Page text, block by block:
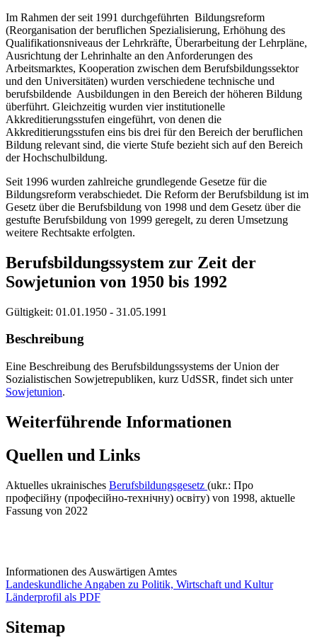
Im Rahmen der seit 1991 durchgeführten Bildungsreform
(Reorganisation der beruflichen Spezialisierung, Erhöhung des
Qualifikationsniveaus der Lehrkräfte, Überarbeitung der Lehrpläne,
Ausrichtung der Lehrinhalte an den Anforderungen des
Arbeitsmarktes, Kooperation zwischen dem Berufsbildungssektor
und den Universitäten) wurden verschiedene technische und
berufsbildende Ausbildungen in den Bereich der höheren Bildung
überführt. Gleichzeitig wurden vier institutionelle
Akkreditierungsstufen eingeführt, von denen die
Akkreditierungsstufen eins bis drei für den Bereich der beruflichen
Bildung relevant sind, die vierte Stufe bezieht sich auf den Bereich
der Hochschulbildung.
Seit 1996 wurden zahlreiche grundlegende Gesetze für die
Bildungsreform verabschiedet. Die Reform der Berufsbildung ist im
Gesetz über die Berufsbildung von 1998 und dem Gesetz über die
gestufte Berufsbildung von 1999 geregelt, zu deren Umsetzung
weitere Rechtsakte erfolgten.
Berufsbildungssystem zur Zeit der
Sowjetunion von 1950 bis 1992
Gültigkeit: 01.01.1950 - 31.05.1991
Beschreibung
Eine Beschreibung des Berufsbildungssystems der Union der
Sozialistischen Sowjetrepubliken, kurz UdSSR, findet sich unter
Sowjetunion.
Weiterführende Informationen
Quellen und Links
Aktuelles ukrainisches Berufsbildungsgesetz (ukr.: Про
професійну (професійно-технічну) освіту) von 1998, aktuelle
Fassung von 2022
Informationen des Auswärtigen Amtes
Landeskundliche Angaben zu Politik, Wirtschaft und Kultur
Länderprofil als PDF
Sitemap